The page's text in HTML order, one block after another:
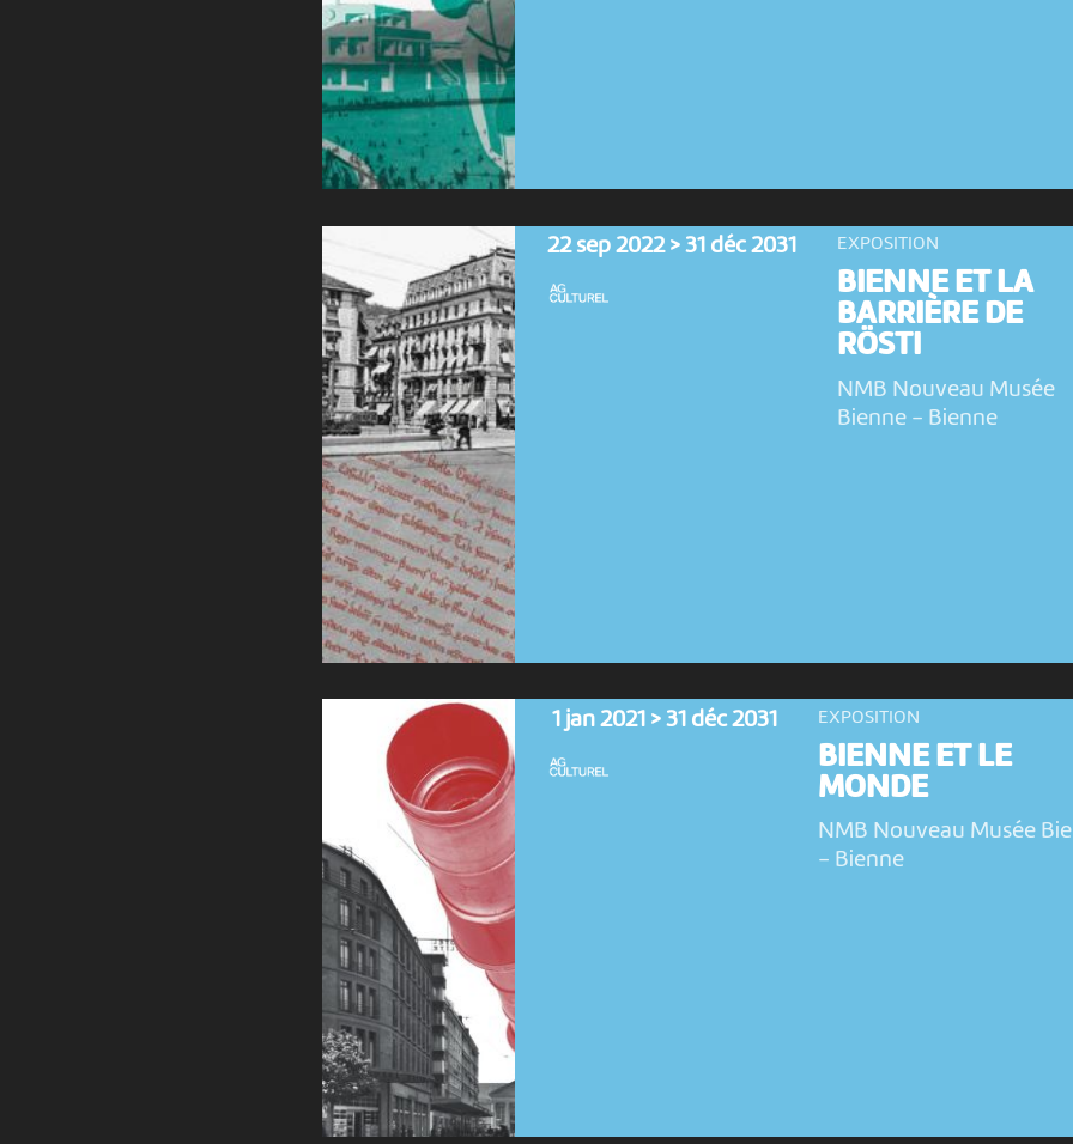
22 sep 2022 > 31 déc 2031 EXPOSITION
BIENNE ET LA
BARRIÈRE DE
RÖSTI
NMB Nouveau Musée
Bienne - Bienne
1 jan 2021 > 31 déc 2031 EXPOSITION
BIENNE ET LE
MONDE
NMB Nouveau Musée
- Bienne